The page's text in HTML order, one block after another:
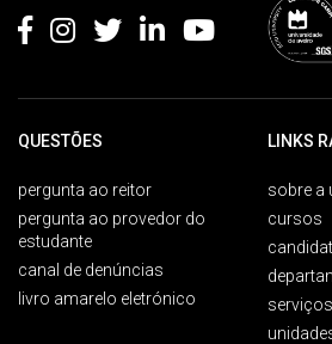
QUESTÕES
pergunta ao reitor
pergunta ao provedor do
estudante
canal de denúncias
livro amarelo eletrónico
LINKS
sobre a
cursos
serviços